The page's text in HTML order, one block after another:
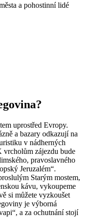
a pohostinní lidé
uprostřed Evropy.
a bazary odkazují na
v nádherných
vrcholům zájezdu bude
pravoslavného
Jeruzalém“.
Starým mostem,
kávu, vykoupeme
si můžete vyzkoušet
je výborná
a za ochutnání stojí